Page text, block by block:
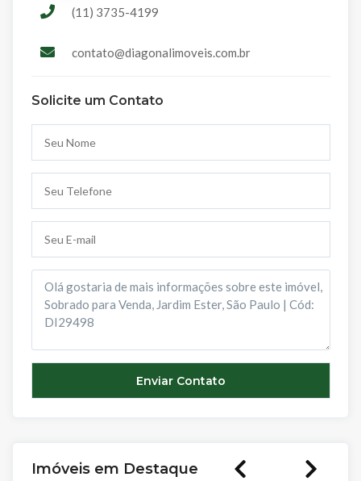
(11) 3735-4199
contato@diagonalimoveis.com.br
Solicite um Contato
Imóveis em Destaque